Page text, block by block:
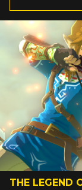
THE LEGEND